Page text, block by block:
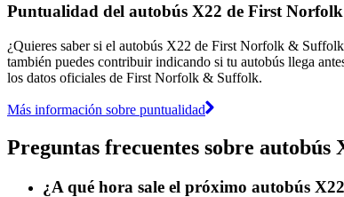
Puntualidad del autobús X22 de First
¿Quieres saber si el autobús X22 de First Norfolk &
también puedes contribuir indicando si tu autobús llega
los datos oficiales de First Norfolk & Suffolk.
Más información sobre puntualidad
Preguntas frecuentes sobre
¿A qué hora sale el próximo autobús